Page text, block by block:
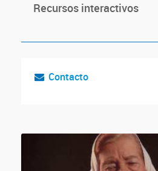
Recursos interactivos
Contacto